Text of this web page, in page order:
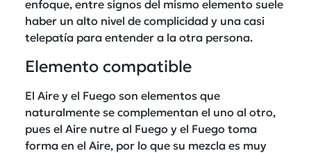
enfoque, entre signos del mismo elemento suele
haber un alto nivel de complicidad y una casi
telepatía para entender a la otra persona.
Elemento compatible
El Aire y el Fuego son elementos que
naturalmente se complementan el uno al otro,
pues el Aire nutre al Fuego y el Fuego toma
forma en el Aire, por lo que su mezcla es muy